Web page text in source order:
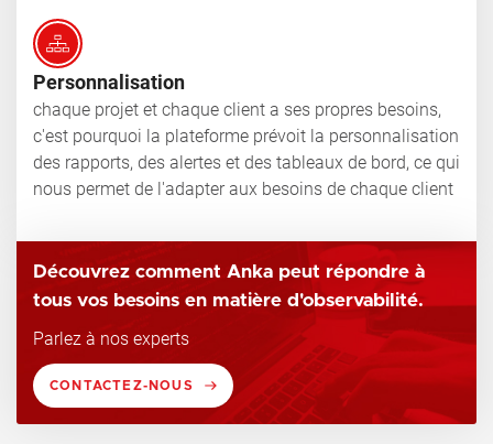
Personnalisation
chaque projet et chaque client a ses propres besoins,
c'est pourquoi la plateforme prévoit la personnalisation
des rapports, des alertes et des tableaux de bord, ce qui
nous permet de l'adapter aux besoins de chaque client
Découvrez comment Anka peut répondre à
tous vos besoins en matière d'observabilité.
Parlez à nos experts
CONTACTEZ-NOUS